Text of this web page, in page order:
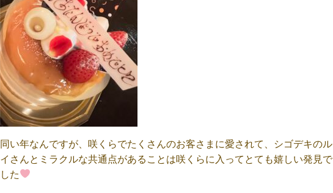
同い年なんですが、咲くらでたくさんのお客さまに愛されて、シゴデキのル
イさんとミラクルな共通点があることは咲くらに入ってとても嬉しい発見で
した